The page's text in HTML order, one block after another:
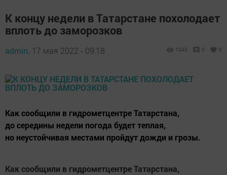
К концу недели в Татарстане похолодает
вплоть до заморозков
admin, 17 мая 2022 - 09:18 1043 0 0
Как сообщили в гидрометцентре Татарстана,
до середины недели погода будет теплая,
но неустойчивая местами пройдут дожди и грозы.
Как сообщили в гидрометцентре Татарстана,